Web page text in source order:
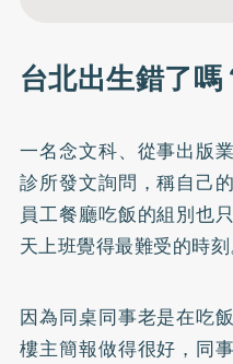
台北出生錯了嗎
一名念文科、從事出版
診所發文詢問，稱自己
員工餐廳吃飯的組別也
天上班覺得最難受的時刻
因為同桌同事老是在吃
樓主簡報做得很好，同